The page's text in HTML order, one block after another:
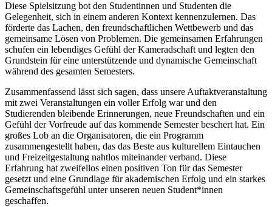
Diese Spielsitzung bot den Studentinnen und Studenten die
Gelegenheit, sich in einem anderen Kontext kennenzulernen. Das
förderte das Lachen, den freundschaftlichen Wettbewerb und das
gemeinsame Lösen von Problemen. Die gemeinsamen Erfahrungen
schufen ein lebendiges Gefühl der Kameradschaft und legten den
Grundstein für eine unterstützende und dynamische Gemeinschaft
während des gesamten Semesters.
Zusammenfassend lässt sich sagen, dass unsere Auftaktveranstaltung
mit zwei Veranstaltungen ein voller Erfolg war und den
Studierenden bleibende Erinnerungen, neue Freundschaften und ein
Gefühl der Vorfreude auf das kommende Semester beschert hat. Ein
großes Lob an die Organisatoren, die ein Programm
zusammengestellt haben, das das Beste aus kulturellem Eintauchen
und Freizeitgestaltung nahtlos miteinander verband. Diese
Erfahrung hat zweifellos einen positiven Ton für das Semester
gesetzt und eine Grundlage für akademischen Erfolg und ein starkes
Gemeinschaftsgefühl unter unseren neuen Student*innen
geschaffen.